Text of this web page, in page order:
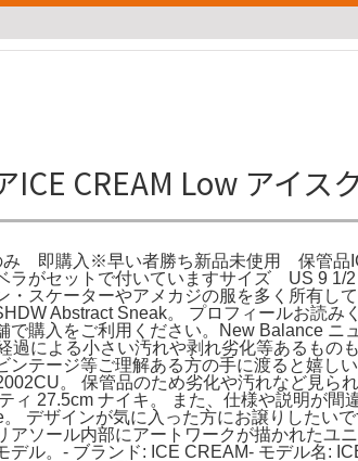
CREAM Low アイス
み 即購入※早い者勝ち新品未使用 保管品
がセットで付いていますサイズ US 9 1/
・スケーターやアメカジの服を多く所有し
Abstract Sneak。 プロフィールお
で購入をご利用ください。New Balance
による小さい汚れや剥れ劣化等あるもの
ンテージ等ご理解ある方の手に渡ると嬉し
。 保管品のため劣化や汚れなど見ら
ィ 27.5cm ナイキ。 また、仕様や説明が
。 デザインが気に入った方にお譲りした
アソール内部にアートワークが描かれたユ
ル。- ブランド: ICE CREAM- モデル名: